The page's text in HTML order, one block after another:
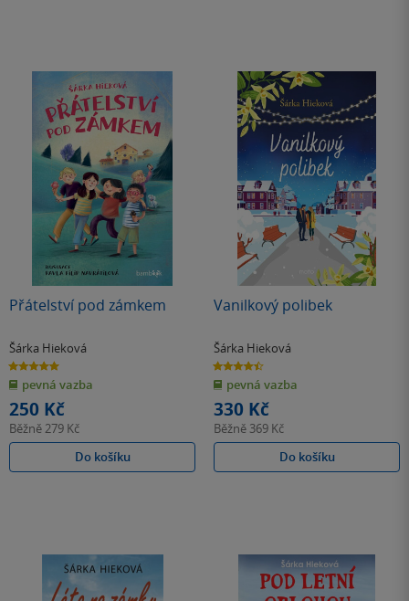
Přátelství pod zámkem
Šárka Hieková
5.0
z
5
hvězdiček
pevná vazba
250 Kč
Běžně279 Kč
Do košíku
Vanilkový polibek
Šárka Hieková
4.5
z
5
hvězdiček
pevná vazba
330 Kč
Běžně 369 Kč
Do košíku